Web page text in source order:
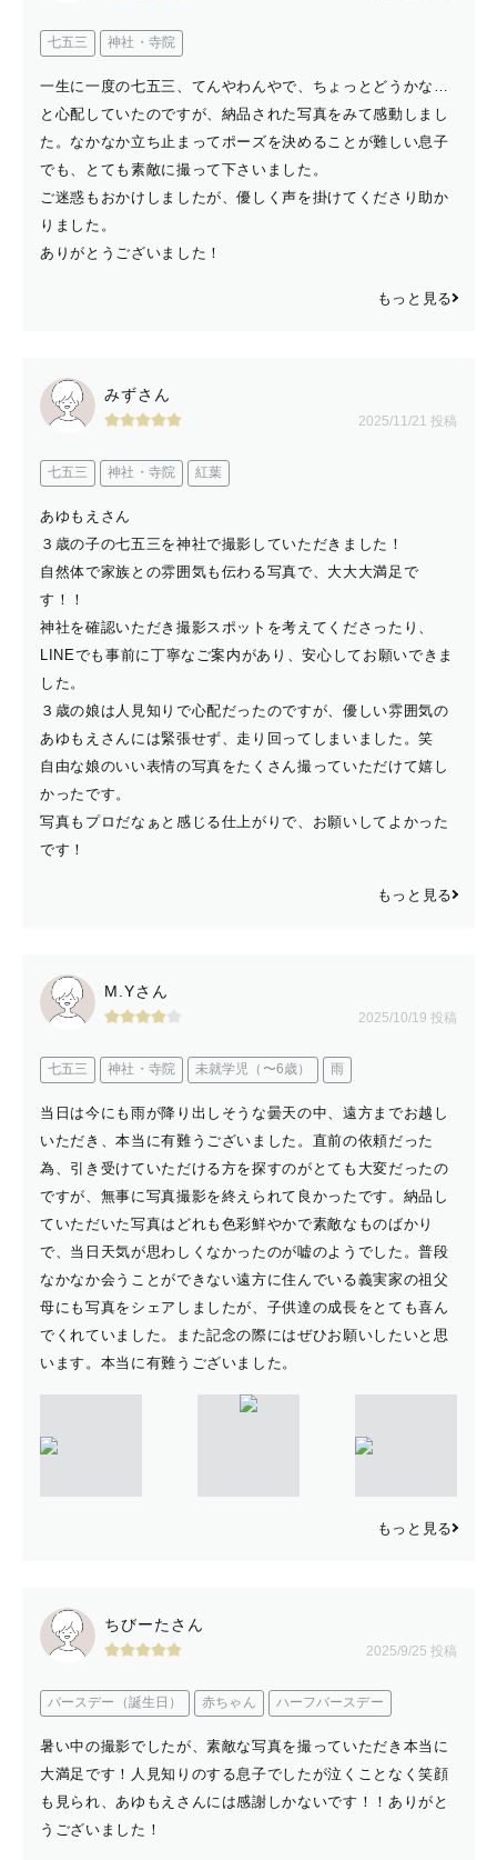
七五三 神社・寺院
一生に一度の七五三、てんやわんやで、ちょっとどうかな…
と心配していたのですが、納品された写真をみて感動しまし
た。なかなか立ち止まってポーズを決めることが難しい息子
でも、とても素敵に撮って下さいました。
ご迷惑もおかけしましたが、優しく声を掛けてくださり助か
りました。
ありがとうございました！
もっと見る
みずさん
2025/11/21 投稿
七五三 神社・寺院 紅葉
あゆもえさん
３歳の子の七五三を神社で撮影していただきました！
自然体で家族との雰囲気も伝わる写真で、大大大満足で
す！！
神社を確認いただき撮影スポットを考えてくださったり、
LINEでも事前に丁寧なご案内があり、安心してお願いできま
した。
３歳の娘は人見知りで心配だったのですが、優しい雰囲気の
あゆもえさんには緊張せず、走り回ってしまいました。笑
自由な娘のいい表情の写真をたくさん撮っていただけて嬉し
かったです。
写真もプロだなぁと感じる仕上がりで、お願いしてよかった
です！
もっと見る
M.Yさん
2025/10/19 投稿
七五三 神社・寺院 未就学児（〜6歳） 雨
当日は今にも雨が降り出しそうな曇天の中、遠方までお越し
いただき、本当に有難うございました。直前の依頼だった
為、引き受けていただける方を探すのがとても大変だったの
ですが、無事に写真撮影を終えられて良かったです。納品し
ていただいた写真はどれも色彩鮮やかで素敵なものばかり
で、当日天気が思わしくなかったのが嘘のようでした。普段
なかなか会うことができない遠方に住んでいる義実家の祖父
母にも写真をシェアしましたが、子供達の成長をとても喜ん
でくれていました。また記念の際にはぜひお願いしたいと思
います。本当に有難うございました。
もっと見る
ちびーたさん
2025/9/25 投稿
バースデー（誕生日） 赤ちゃん ハーフバースデー
暑い中の撮影でしたが、素敵な写真を撮っていただき本当に
大満足です！人見知りのする息子でしたが泣くことなく笑顔
も見られ、あゆもえさんには感謝しかないです！！ありがと
うございました！